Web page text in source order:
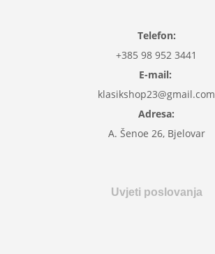
Telefon:
+385 98 952 3441
E-mail:
klasikshop23@gmail.com
Adresa:
A. Šenoe 26, Bjelovar
Uvjeti poslovanja